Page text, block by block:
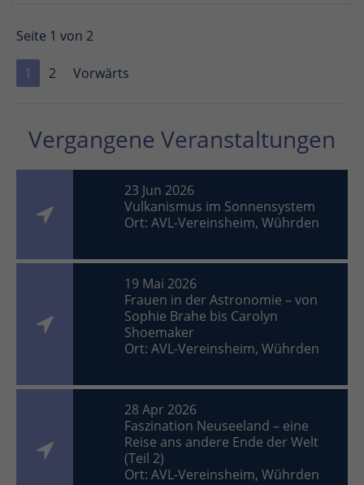
Seite 1 von 2
1 2 Vorwärts
Vergangene Veranstaltungen
23 Jun 2026
Vulkanismus im Sonnensystem
Ort: AVL-Vereinsheim, Wührden
19 Mai 2026
Frauen in der Astronomie – von
Sophie Brahe bis Carolyn
Shoemaker
Ort: AVL-Vereinsheim, Wührden
28 Apr 2026
Faszination Neuseeland – eine
Reise ans andere Ende der Welt
(Teil 2)
Ort: AVL-Vereinsheim, Wührden